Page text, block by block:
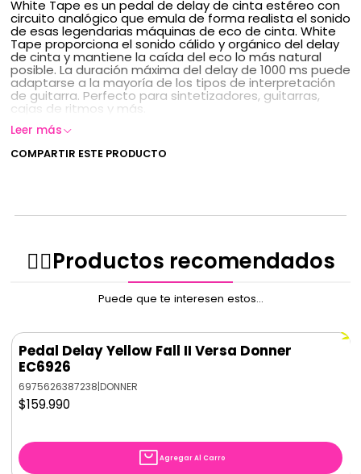
White Tape es un pedal de delay de cinta estéreo con
circuito analógico que emula de forma realista el sonido
de esas legendarias máquinas de eco de cinta. White
Tape proporciona el sonido cálido y orgánico del delay
de cinta y mantiene la caída del eco lo más natural
posible. La duración máxima del delay de 1000 ms puede
adaptarse a la mayoría de los tipos de interpretación
de guitarra. Perfecto para sintetizadores, guitarras,
cajas de ritmos y más.
Leer más
COMPARTIR ESTE PRODUCTO
✌🏻️Productos recomendados
Puede que te interesen estos...
Pedal Delay Yellow Fall II Versa Donner
EC6926
6975626387238|DONNER
$159.990
Agregar Al Carro